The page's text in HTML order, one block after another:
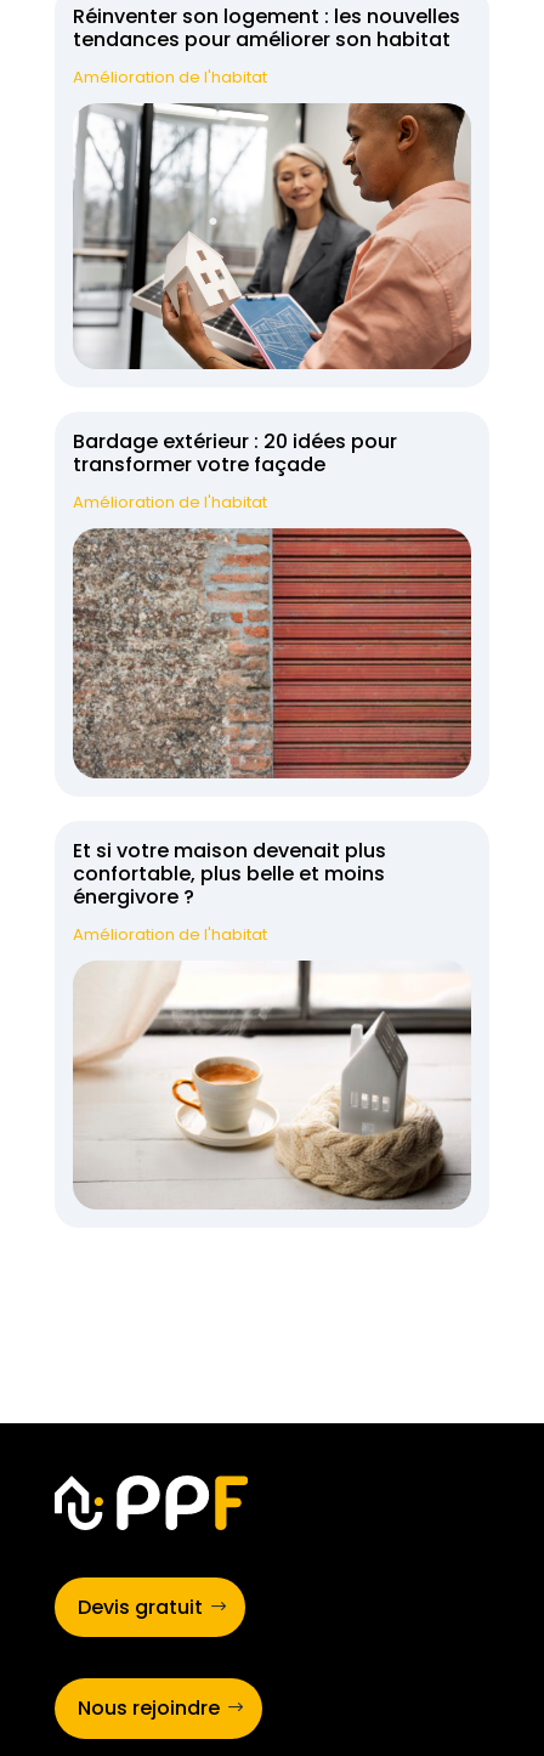
Réinventer son logement : les nouvelles
tendances pour améliorer son habitat
Amélioration de l'habitat
Bardage extérieur : 20 idées pour
transformer votre façade
Amélioration de l'habitat
Et si votre maison devenait plus
confortable, plus belle et moins
énergivore ?
Amélioration de l'habitat
Devis gratuit
Nous rejoindre